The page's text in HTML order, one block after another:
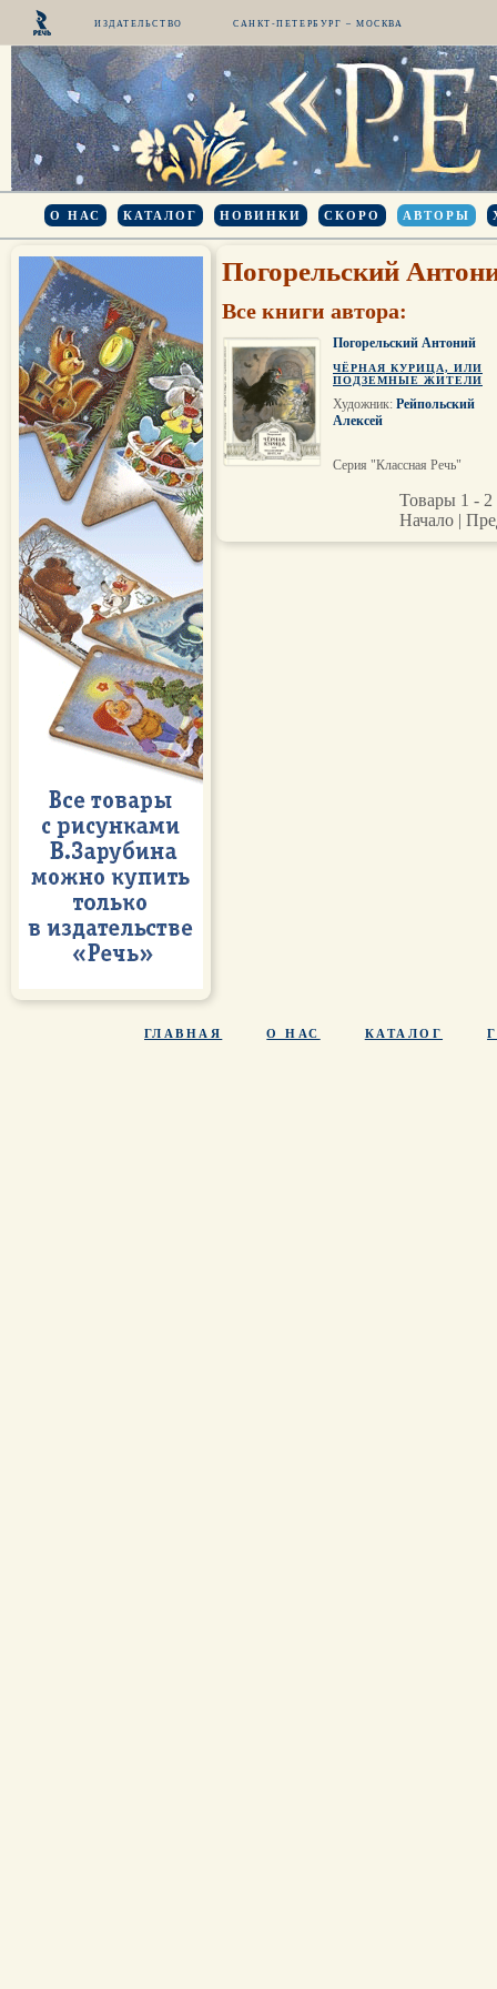
ИЗДАТЕЛЬСТВО САНКТ-ПЕТЕРБУРГ – МОСКВА
О НАС КАТАЛОГ НОВИНКИ СКОРО АВТОРЫ
Погорельский
Все книги автора:
Погорельский Антоний
ЧЁРНАЯ КУРИЦА, ИЛИ
ПОДЗЕМНЫЕ ЖИТЕЛИ
Художник: Рейпольский
Алексей
Серия "Классная Речь"
Товары 1 - 2
Начало |
ГЛАВНАЯ О НАС КАТАЛОГ